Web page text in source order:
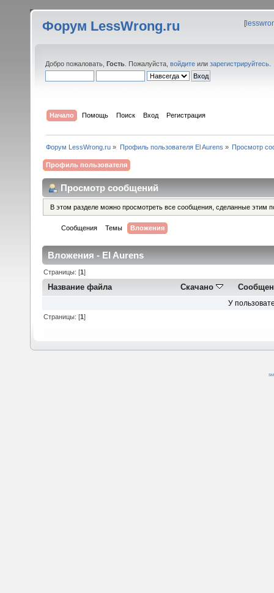
Форум LessWrong.ru [
Добро пожаловать, Гость . Пожалуйста, войдите или зарегистрируйтесь
Начало Помощь Поиск Вход Регистрация
Форум LessWrong.ru » Профиль пользователя El Aurens » Просмотр
Профиль пользователя
Просмотр сообщений
В этом разделе можно просмотреть все сообщения, сделанные этим
Сообщения Темы Вложения
Вложения - El Aurens
Страницы: [1]
Название файла Скачано
У
Страницы: [1]